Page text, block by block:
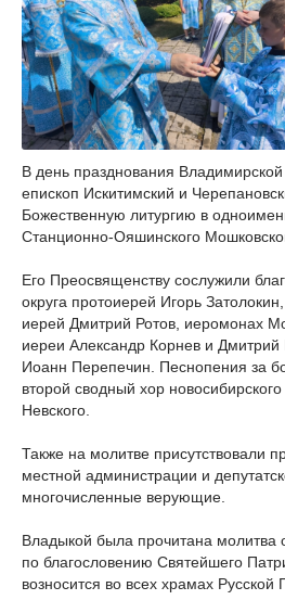
В день празднования
епископ Искитимский и
Божественную литургию в
Станционно-Ояшинского
Его Преосвященству сослужили
округа протоиерей Игорь
иерей Дмитрий Ротов, иеромонах
иереи Александр Корнев и
Иоанн Перепечин. Песнопения за
второй сводный хор
Невского.
Также на молитве присутствовали
местной администрации и
многочисленные верующие.
Владыкой была прочитана молитва
по благословению Святейшего
возносится во всех храмах Русской